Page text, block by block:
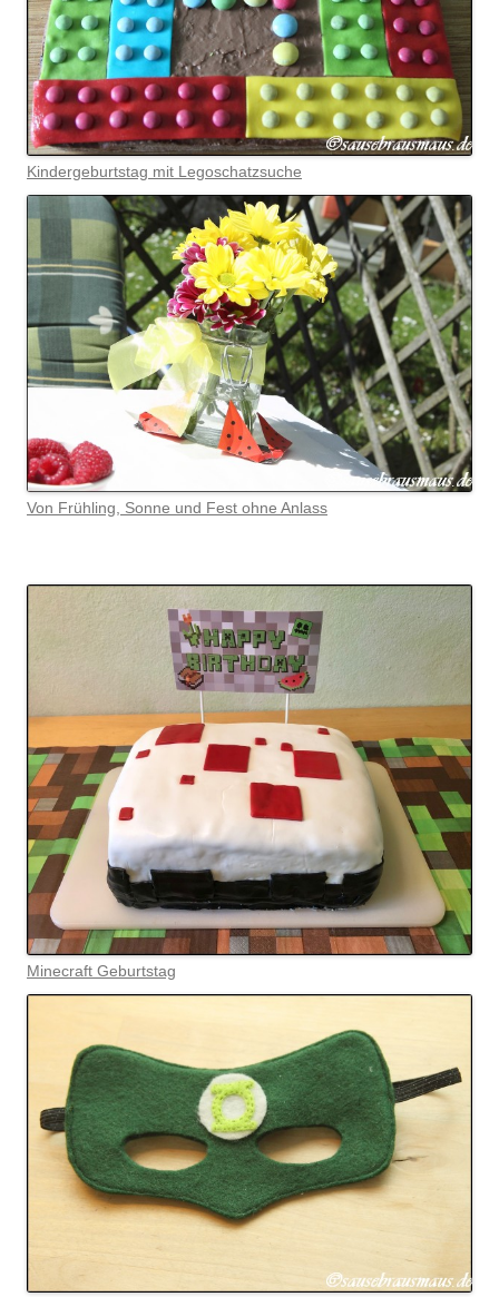
Kindergeburtstag mit Legoschatzsuche
Von Frühling, Sonne und Fest ohne Anlass
Minecraft Geburtstag